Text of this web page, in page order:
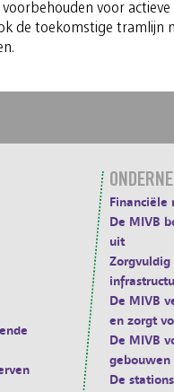
voorbehouden voor
de toekomstige tramlijn
Financiële
De MIVB
uit
Zorgvuldig
De MIVB
en zorgt
De MIVB
gebouwen
De